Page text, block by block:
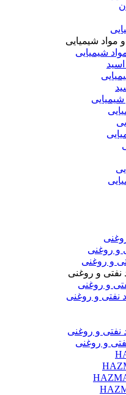
شیمیایی
و روغنی
و روغنی
و روغنی
نفتی و روغنی
نفتی و روغنی
و روغنی